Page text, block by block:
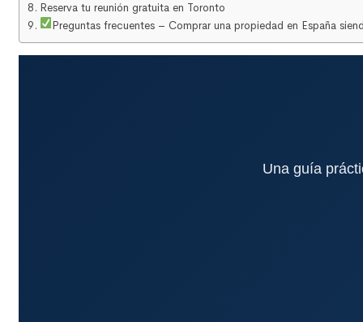
Reserva tu reunión gratuita en Toronto
Preguntas frecuentes – Comprar una propiedad en España
Una guía